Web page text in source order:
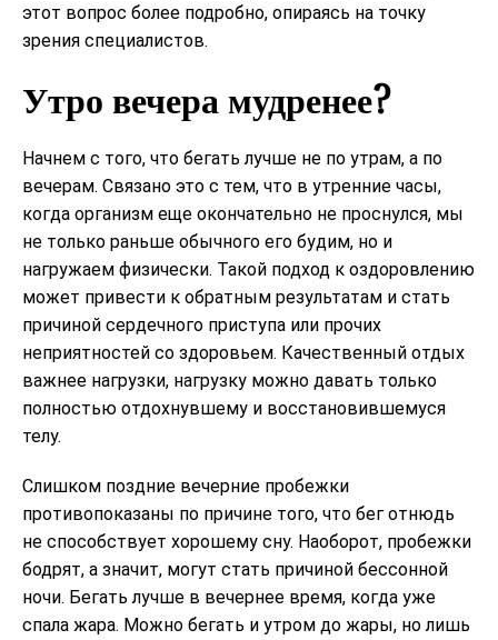
этот вопрос более подробно, опираясь на точку
зрения специалистов.
Утро вечера мудренее?
Начнем с того, что бегать лучше не по утрам, а по
вечерам. Связано это с тем, что в утренние часы,
когда организм еще окончательно не проснулся, мы
не только раньше обычного его будим, но и
нагружаем физически. Такой подход к оздоровлению
может привести к обратным результатам и стать
причиной сердечного приступа или прочих
неприятностей со здоровьем. Качественный отдых
важнее нагрузки, нагрузку можно давать только
полностью отдохнувшему и восстановившемуся
телу.
Слишком поздние вечерние пробежки
противопоказаны по причине того, что бег отнюдь
не способствует хорошему сну. Наоборот, пробежки
бодрят, а значит, могут стать причиной бессонной
ночи. Бегать лучше в вечернее время, когда уже
спала жара. Можно бегать и утром до жары, но лишь